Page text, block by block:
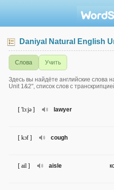
Daniyal Natural English
Слова Учить
Здесь вы найдёте английские слова
Unit 1&2", список слов с
lawyer
[ 'lɔ:jə ]
cough
[ kɔf ]
aisle
[ ail ]